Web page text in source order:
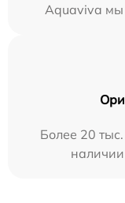
Aquaviva мы
Более 20